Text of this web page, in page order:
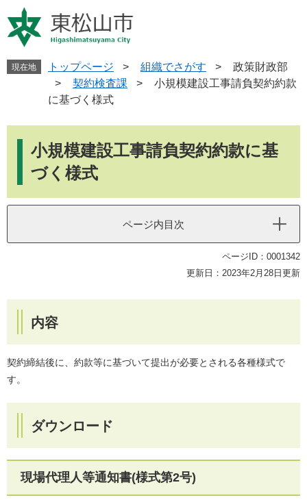
ー
ジ
ニ
ュ
現在地 トップページ > 組織でさがす >
政策財政部
>
契約検査課 >
小規模建設工事請負契約約款
に基づく様式
小規模建設工事請負契約約款に基
づく様式
ページ内目次
ページID：0001342
更新日：2023年2月28日更新
内容
契約締結後に、約款等に基づいて提出が必要とされる各種様式で
す。
ダウンロード
現場代理人等通知書(様式第2号)